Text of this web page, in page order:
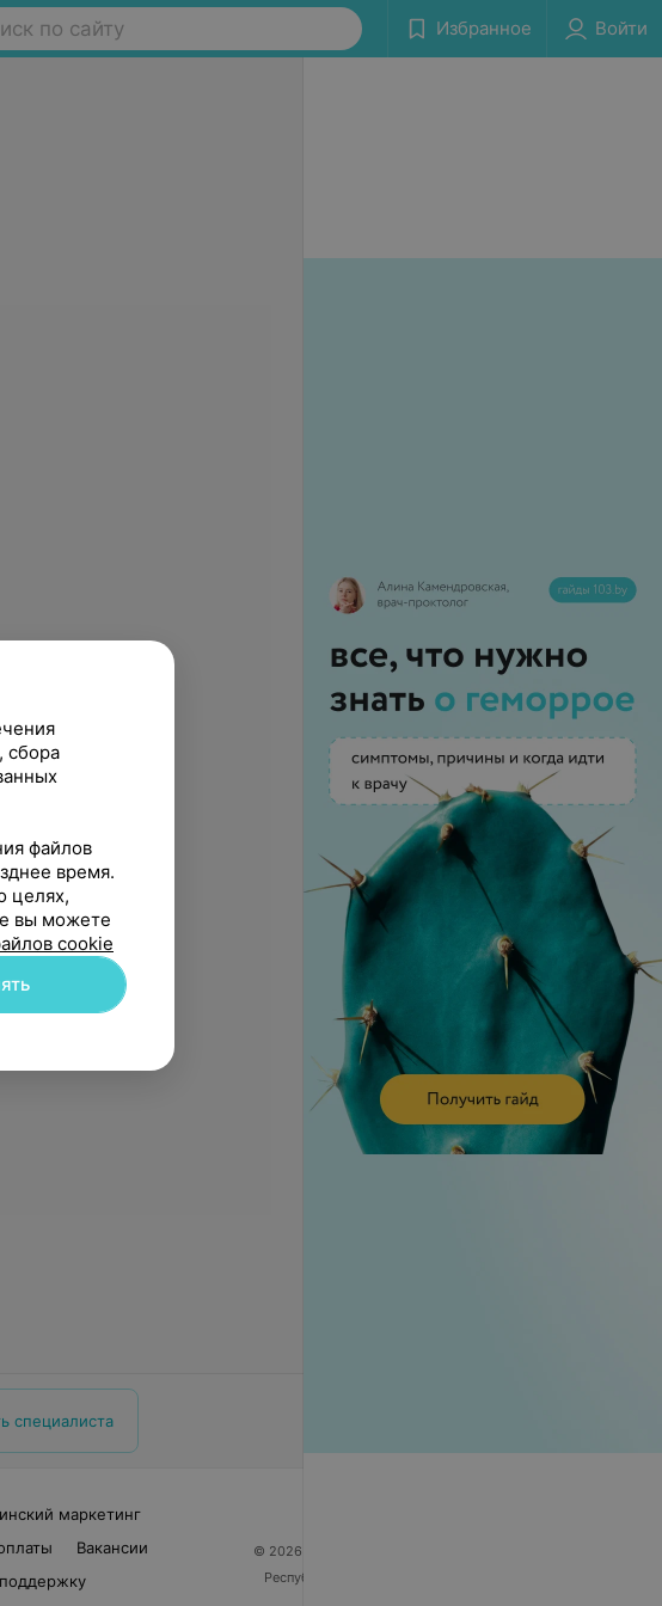
по сайту Избранное Войти
Установка частичной брекет
системы 2*4
уточняйте
Все цены
специалиста
маркетинг
Вакансии
© 2026 ООО «Артокс Лаб», УНП 191700409
Республика Беларусь, г. Минск, улица Толбухина, 2,
сбора
файлов
время.
целях,
вы можете
cookie